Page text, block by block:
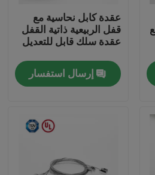
عقدة كابل نحاسية مع
قفل الربيعية ذاتية القفل
عقدة سلك قابل للتعديل
إرسال استفسار